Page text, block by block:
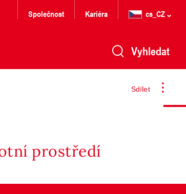
Společnost Kariéra cs_CZ
Vyhledat
Sdílet
prostředí